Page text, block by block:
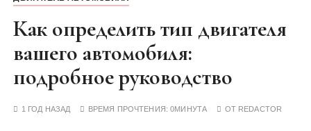
Как определить тип двигателя
вашего автомобиля:
подробное руководство
1 ГОД НАЗАД ВРЕМЯ ПРОЧТЕНИЯ:0МИНУТА ОТ REDACTOR